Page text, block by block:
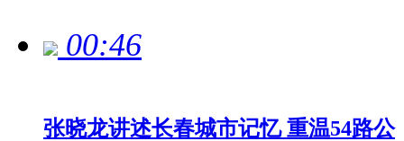
00:46
张晓龙讲述长春城市记忆 重温54路公